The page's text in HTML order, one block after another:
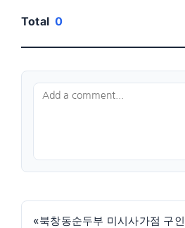
Total 0
«북창동순두부 미시사가점 구인